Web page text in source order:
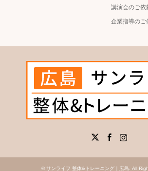
講演会のご依
企業指導のご
© サンライフ 整体&トレーニング｜広島 . All